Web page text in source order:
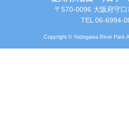
〒570-0096 大阪府守
TEL 06-6994-
Copyright © Yodogawa River Park